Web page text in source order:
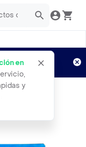
en
y
Aplican TyC